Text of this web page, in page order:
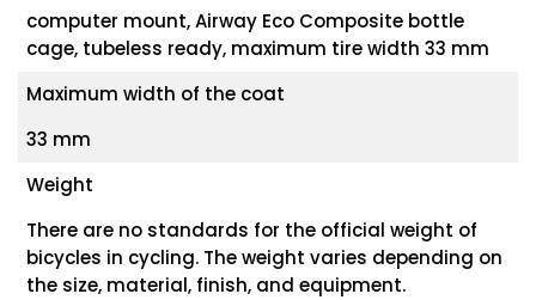
computer mount, Airway Eco Composite bottle
cage, tubeless ready, maximum tire width 33 mm
Maximum width of the coat
33 mm
Weight
There are no standards for the official weight of
bicycles in cycling. The weight varies depending on
the size, material, finish, and equipment.